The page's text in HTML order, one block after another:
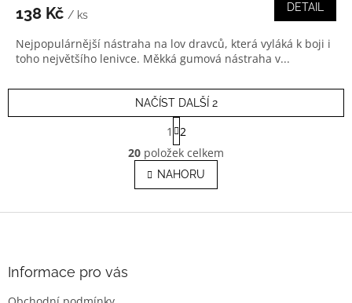
138 Kč / ks
DETAIL
Nejpopulárnější nástraha na lov dravců, která vyláká k boji i
toho největšího lenivce. Měkká gumová nástraha v...
O
v
l
á
NAČÍST DALŠÍ 2
t
r
á
n
k
v
1
2
20 položek celkem
NAHORU
Informace pro vás